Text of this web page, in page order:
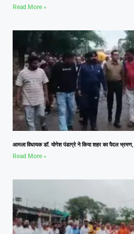
Read More »
आमला विधायक डॉ. योगेश पंडाग्रे ने किया शहर का पैदल भ्रमण,
Read More »